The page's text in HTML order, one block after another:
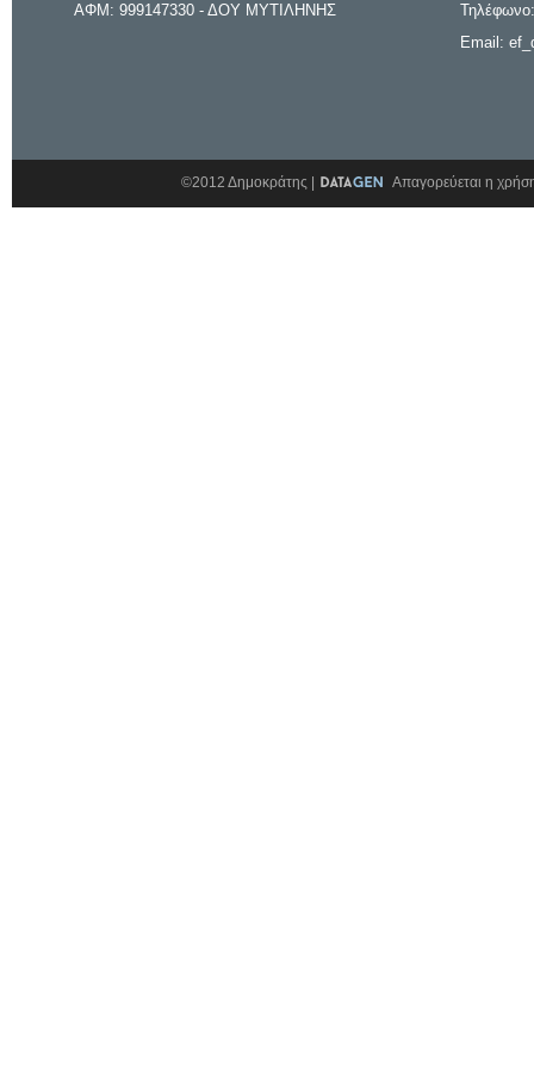
ΑΦΜ: 999147330 - ΔΟΥ ΜΥΤΙΛΗΝΗΣ
Email:
©2012 Δημοκράτης | Απαγορεύεται η